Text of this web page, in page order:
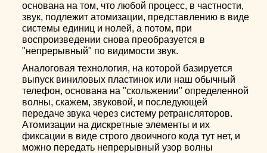
основана на том, что любой процесс, в частности,
звук, подлежит атомизации, представлению в виде
системы единиц и нолей, а потом, при
воспроизведении снова преобразуется в
"непрерывный" по видимости звук.
Аналоговая технология, на которой базируется
выпуск виниловых пластинок или наш обычный
телефон, основана на "скольжении" определенной
волны, скажем, звуковой, и последующей
передаче звука через систему ретрансляторов.
Атомизации на дискретные элементы и их
фиксации в виде строго двоичного кода тут нет, и
можно передать непрерывный узор волны